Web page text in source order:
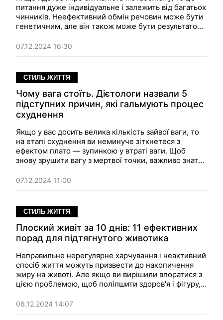
питання дуже індивідуальне і залежить від багатьох
чинників. Неефективний обмін речовин може бути
генетичним, але він також може бути результатом
07.12.2024 16:30
СТИЛЬ ЖИТТЯ
Чому вага стоїть. Дієтологи назвали 5
підступних причин, які гальмують процес
схуднення
Якщо у вас досить велика кількість зайвої ваги, то
на етапі схуднення ви неминуче зіткнетеся з
ефектом плато — зупинкою у втраті ваги. Щоб
знову зрушити вагу з мертвої точки, важливо знати
07.12.2024 11:00
СТИЛЬ ЖИТТЯ
Плоский живіт за 10 днів: 11 ефективних
порад для підтягнутого животика
Неправильне нерегулярне харчування і неактивний
спосіб життя можуть призвести до накопичення
жиру на животі. Але якщо ви вирішили впоратися з
цією проблемою, щоб поліпшити здоров'я і фігуру,
06.12.2024 14:07